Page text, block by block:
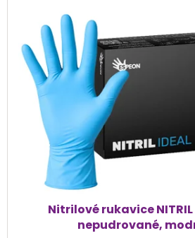
Nitrilové rukavice NITRIL
nepudrované,